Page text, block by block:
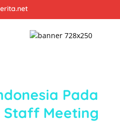
Pada
Staff Meeting